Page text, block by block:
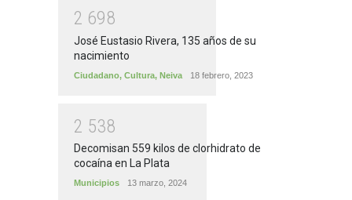
2 698
José Eustasio Rivera, 135 años de su
nacimiento
Ciudadano, Cultura, Neiva 18 febrero, 2023
2 538
Decomisan 559 kilos de clorhidrato de
cocaína en La Plata
Municipios 13 marzo, 2024